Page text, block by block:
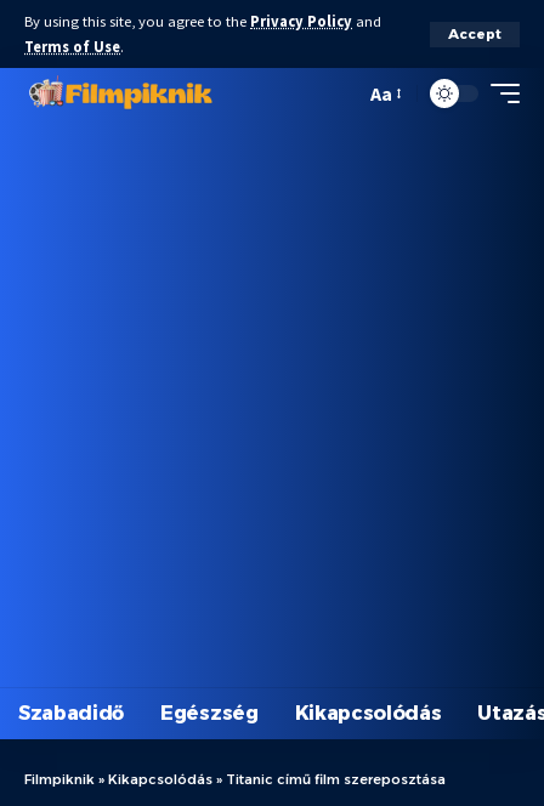
By using this site, you agree to the Privacy Policy and
Terms of Use.
Accept
Aa
Szabadidő Egészség Kikapcsolódás
Filmpiknik » Kikapcsolódás » Titanic című film szereposztása